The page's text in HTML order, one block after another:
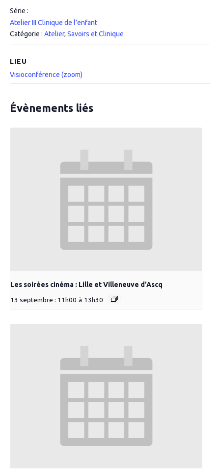
Série :
Atelier III Clinique de l’enfant
Catégorie : Atelier, Savoirs et Clinique
LIEU
Visioconférence (zoom)
Évènements liés
Les soirées cinéma : Lille et Villeneuve d’Ascq
13 septembre : 11h00 à 13h30